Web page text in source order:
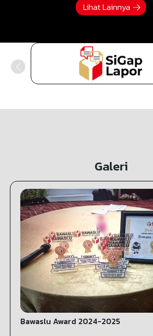
Lihat Lainnya
Galeri
Bawaslu Award 2024-2025